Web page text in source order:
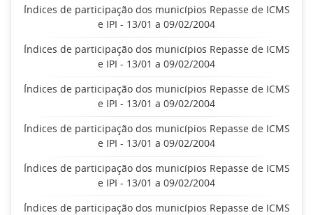
Índices de participação dos municípios Repasse de ICMS
e IPI - 13/01 a 09/02/2004
Índices de participação dos municípios Repasse de ICMS
e IPI - 13/01 a 09/02/2004
Índices de participação dos municípios Repasse de ICMS
e IPI - 13/01 a 09/02/2004
Índices de participação dos municípios Repasse de ICMS
e IPI - 13/01 a 09/02/2004
Índices de participação dos municípios Repasse de ICMS
e IPI - 13/01 a 09/02/2004
Índices de participação dos municípios Repasse de ICMS